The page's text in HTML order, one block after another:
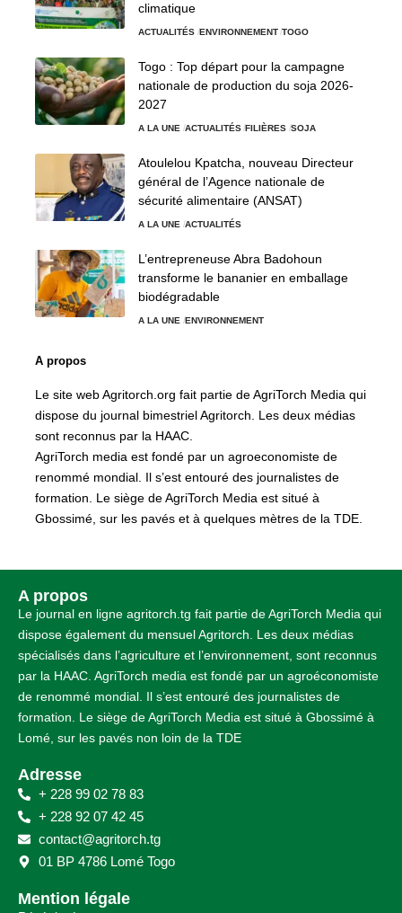
climatique
ACTUALITÉS ENVIRONNEMENT TOGO
Togo : Top départ pour la campagne
nationale de production du soja 2026-
2027
A LA UNE ACTUALITÉS FILIÈRES SOJA
Atoulelou Kpatcha, nouveau Directeur
général de l’Agence nationale de
sécurité alimentaire (ANSAT)
A LA UNE ACTUALITÉS
L’entrepreneuse Abra Badohoun
transforme le bananier en emballage
biodégradable
A LA UNE ENVIRONNEMENT
A propos
Le site web Agritorch.org fait partie de AgriTorch Media qui
dispose du journal bimestriel Agritorch. Les deux médias
sont reconnus par la HAAC.
AgriTorch media est fondé par un agroeconomiste de
renommé mondial. Il s’est entouré des journalistes de
formation. Le siège de AgriTorch Media est situé à
Gbossimé, sur les pavés et à quelques mètres de la TDE.
A propos
Le journal en ligne agritorch.tg fait partie de AgriTorch Media qui
dispose également du mensuel Agritorch. Les deux médias
spécialisés dans l’agriculture et l’environnement, sont reconnus
par la HAAC. AgriTorch media est fondé par un agroéconomiste
de renommé mondial. Il s’est entouré des journalistes de
formation. Le siège de AgriTorch Media est situé à Gbossimé à
Lomé, sur les pavés non loin de la TDE
Adresse
+ 228 99 02 78 83
+ 228 92 07 42 45
contact@agritorch.tg
01 BP 4786 Lomé Togo
Mention légale